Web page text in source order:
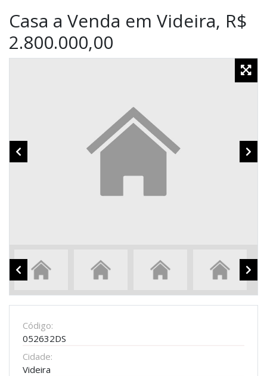
Casa a Venda em Videira, R$
2.800.000,00
Código:
052632DS
Cidade:
Videira